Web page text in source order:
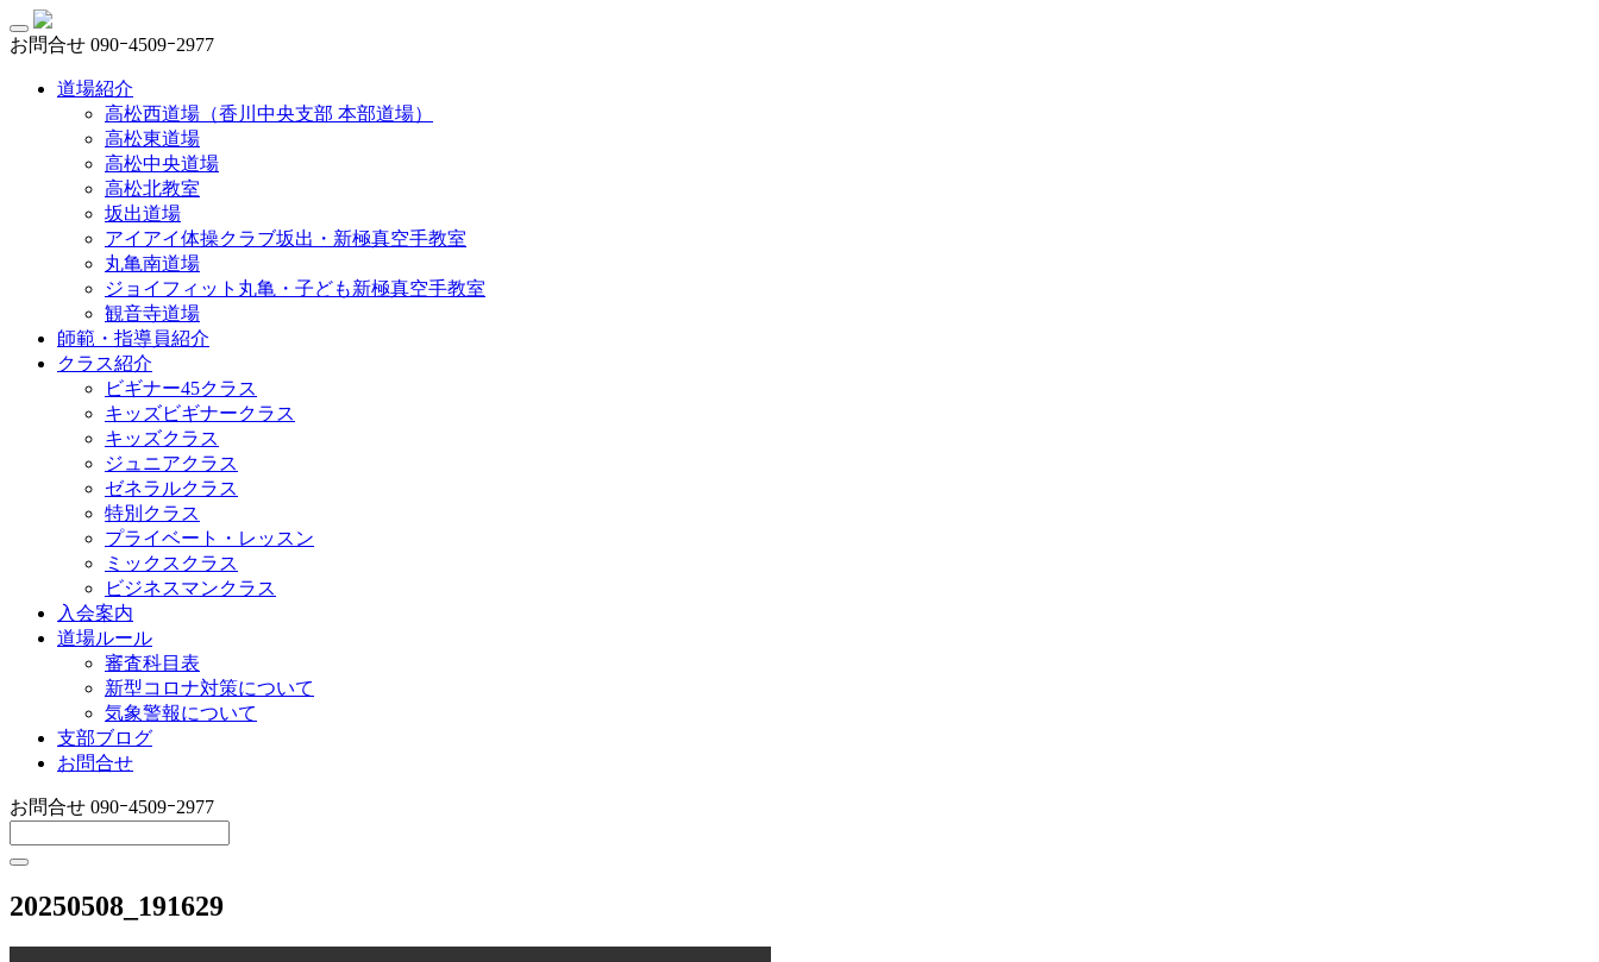
お問合せ 090ｰ4509ｰ2977
道場紹介
高松西道場（香川中央支部 本部道場）
高松東道場
高松中央道場
高松北教室
坂出道場
アイアイ体操クラブ坂出・新極真空手教室
丸亀南道場
ジョイフィット丸亀・子ども新極真空手教室
観音寺道場
師範・指導員紹介
クラス紹介
ビギナー45クラス
キッズビギナークラス
キッズクラス
ジュニアクラス
ゼネラルクラス
特別クラス
プライベート・レッスン
ミックスクラス
ビジネスマンクラス
入会案内
道場ルール
審査科目表
新型コロナ対策について
気象警報について
支部ブログ
お問合せ
お問合せ 090ｰ4509ｰ2977
20250508_191629